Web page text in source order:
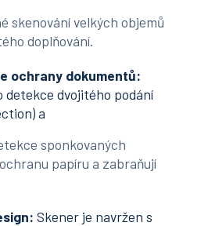
velkých objemů
doplňování.
ochrany dokumentů:
detekce dvojitého podání
a
sponkovaných
papíru a zabraňují
Skener je navržen s